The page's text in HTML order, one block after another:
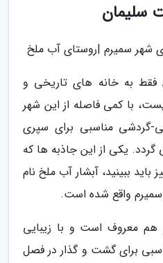
سلیمان
فقط به خانه های تاریخی و
با کمی فاصله از این شهر
گردشی مناسبی برای سپری
یکی از این جاذبه ها که
باید ببینید، آبشار آب ملخ نام
هم معروف است و با زیبایی
برای گشت و گذار در فصل